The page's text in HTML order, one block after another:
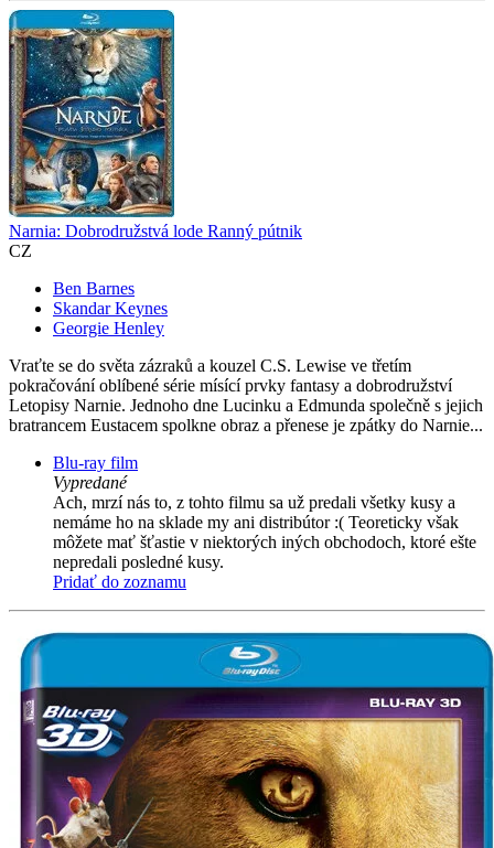
Narnia: Dobrodružstvá lode Ranný pútnik
CZ
Ben Barnes
Skandar Keynes
Georgie Henley
Vraťte se do světa zázraků a kouzel C.S. Lewise ve třetím
pokračování oblíbené série mísící prvky fantasy a dobrodružství
Letopisy Narnie. Jednoho dne Lucinku a Edmunda společně s jejich
bratrancem Eustacem spolkne obraz a přenese je zpátky do Narnie...
Blu-ray film
Vypredané
Ach, mrzí nás to, z tohto filmu sa už predali všetky kusy a
nemáme ho na sklade my ani distribútor :( Teoreticky však
môžete mať šťastie v niektorých iných obchodoch, ktoré ešte
nepredali posledné kusy.
Pridať do zoznamu